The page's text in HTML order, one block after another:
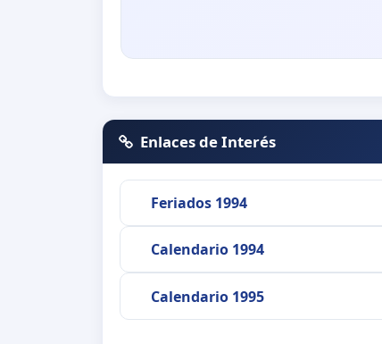
Enlaces de Interés
Feriados 1994
Calendario 1994
Calendario 1995